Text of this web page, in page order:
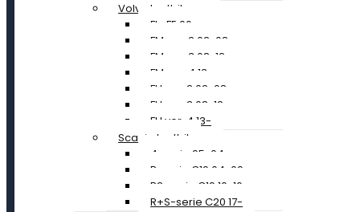
Volvo Lastbil
FL+FE 06-
FM ver. 2 02-08
FM ver. 3 08-12
FM ver. 4 13-
FH ver. 2 02-08
FH ver. 3 08-12
FH ver. 4 13-
Scania Lastbil
4-serie 95-04
R-serie C19 04-09
R2-serie C19 10-16
R+S-serie C20 17-